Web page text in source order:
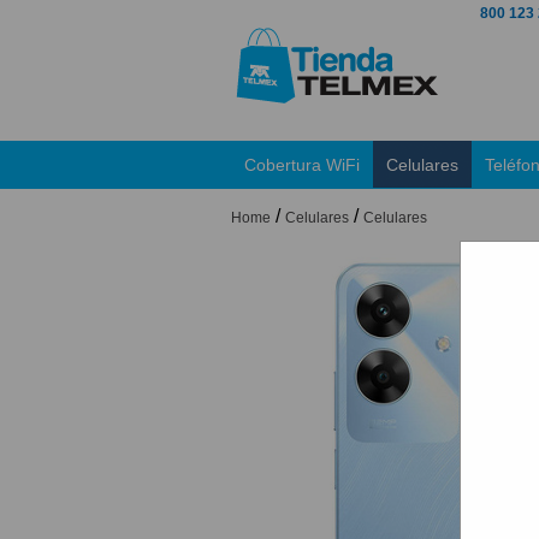
800 123
Cobertura WiFi Celulares
Home / Celulares / Celulares